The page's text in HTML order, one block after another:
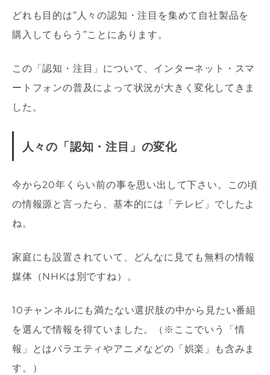
どれも目的は”人々の認知・注目を集めて自社製品を
購入してもらう”ことにあります。
この「認知・注目」について、インターネット・スマ
ートフォンの普及によって状況が大きく変化してきま
した。
人々の「認知・注目」の変化
今から20年くらい前の事を思い出して下さい。この頃
の情報源と言ったら、基本的には「テレビ」でしたよ
ね。
家庭にも設置されていて、どんなに見ても無料の情報
媒体（NHKは別ですね）。
10チャンネルにも満たない選択肢の中から見たい番組
を選んで情報を得ていました。（※ここでいう「情
報」とはバラエティやアニメなどの「娯楽」も含みま
す。）